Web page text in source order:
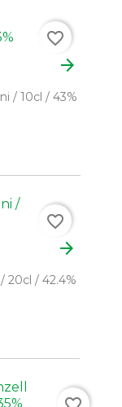
arrow_forward
/ 10cl / 43%
favorite_border
arrow_forward
20cl / 42.4%
favorite_border